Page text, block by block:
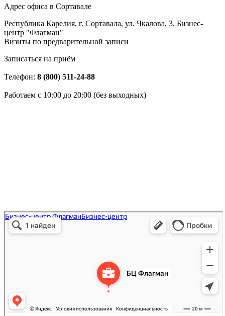
Адрес офиса в Сортавале
Республика Карелия, г. Сортавала, ул. Чкалова, 3, Бизнес-
центр "Флагман"
Визиты по предварительной записи
Записаться на приём
Телефон: 8 (800) 511-24-88
Работаем c 10:00 до 20:00 (без выходных)